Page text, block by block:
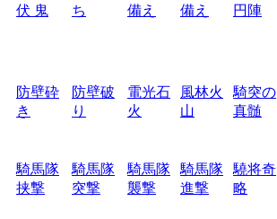
伏 鬼
ち
備え
備え
円陣
防壁砕
き
防壁破
り
電光石
火
風林火
山
騎突の
真髄
騎馬隊
挟撃
騎馬隊
突撃
騎馬隊
襲撃
騎馬隊
進撃
驍将奇
略